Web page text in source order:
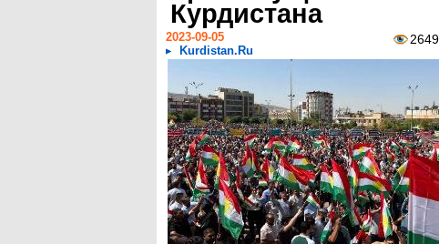
Курдистана
2649
2023-09-05
Kurdistan.Ru